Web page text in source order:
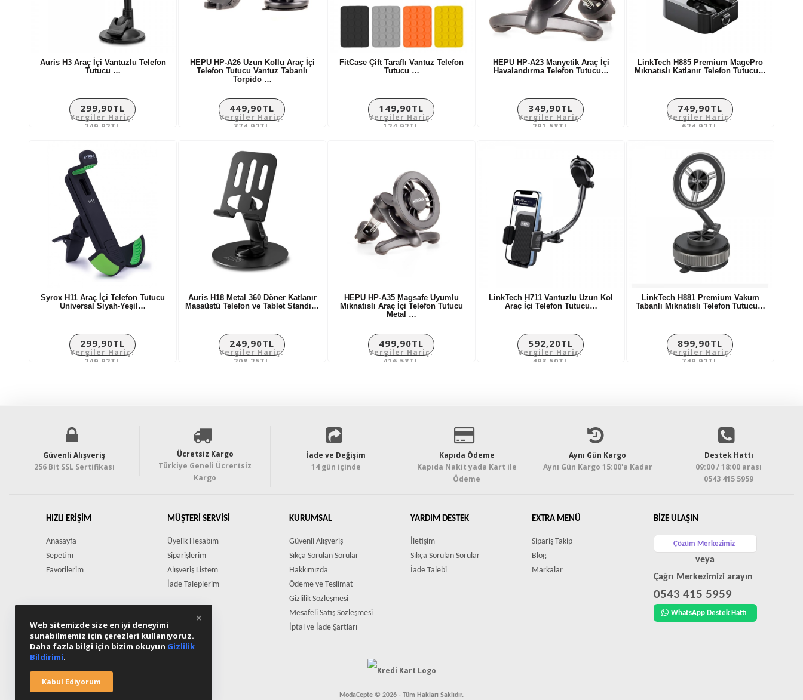
Auris H3 Araç İçi Vantuzlu Telefon
Tutucu …
299,90TL
Vergiler Hariç:
249,92TL
HEPU HP-A26 Uzun Kollu Araç İçi
Telefon Tutucu Vantuz Tabanlı
Torpido …
449,90TL
Vergiler Hariç:
374,92TL
FitCase Çift Taraflı Vantuz Telefon
Tutucu …
149,90TL
Vergiler Hariç:
124,92TL
HEPU HP-A23 Manyetik Araç İçi
Havalandırma Telefon Tutucu…
349,90TL
Vergiler Hariç:
291,58TL
LinkTech H885 Premium MagePro
Mıknatıslı Katlanır Telefon Tutucu…
749,90TL
Vergiler Hariç:
624,92TL
Syrox H11 Araç İçi Telefon Tutucu
Universal Siyah-Yeşil…
299,90TL
Vergiler Hariç:
249,92TL
Auris H18 Metal 360 Döner Katlanır
Masaüstü Telefon ve Tablet Standı…
249,90TL
Vergiler Hariç:
208,25TL
HEPU HP-A35 Magsafe Uyumlu
Mıknatıslı Araç İçi Telefon Tutucu
Metal …
499,90TL
Vergiler Hariç:
416,58TL
LinkTech H711 Vantuzlu Uzun Kol
Araç İçi Telefon Tutucu…
592,20TL
Vergiler Hariç:
493,50TL
LinkTech H881 Premium Vakum
Tabanlı Mıknatıslı Telefon Tutucu…
899,90TL
Vergiler Hariç:
749,92TL
Güvenli Alışveriş
256 Bit SSL Sertifikası
Ücretsiz Kargo
Türkiye Geneli Ücrertsiz
Kargo
İade ve Değişim
14 gün içinde
Kapıda Ödeme
Kapıda Nakit yada Kart ile
Ödeme
Aynı Gün Kargo
Aynı Gün Kargo 15:00'a Kadar
Destek Hattı
09:00 / 18:00 arası
0543 415 5959
HIZLI ERIŞIM
Anasayfa
Sepetim
Favorilerim
MÜŞTERI SERVISI
Üyelik Hesabım
Siparişlerim
Alışveriş Listem
İade Taleplerim
KURUMSAL
Güvenli Alışveriş
Sıkça Sorulan Sorular
Hakkımızda
Ödeme ve Teslimat
Gizlilik Sözleşmesi
Mesafeli Satış Sözleşmesi
İptal ve İade Şartları
YARDIM DESTEK
İletişim
Sıkça Sorulan Sorular
İade Talebi
EXTRA MENÜ
Sipariş Takip
Blog
Markalar
BIZE ULAŞIN
Çözüm Merkezimiz
veya
Çağrı Merkezimizi arayın
0543 415 5959
WhatsApp Destek Hattı
ModaCepte © 2026 - Tüm Hakları Saklıdır.
Web sitemizde size en iyi deneyimi
sunabilmemiz için çerezleri kullanıyoruz.
Daha fazla bilgi için bizim okuyun Gizlilik
Bildirimi.
Kabul Ediyorum
×